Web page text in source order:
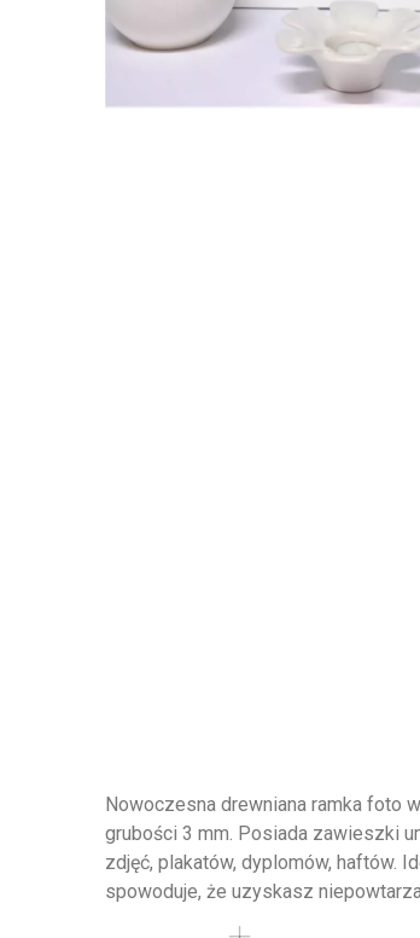
Nowoczesna drewniana ramka foto
grubości 3 mm. Posiada zawieszki
zdjęć, plakatów, dyplomów, haftów.
spowoduje, że uzyskasz